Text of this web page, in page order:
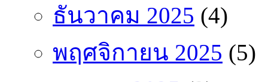
ธันวาคม 2025 (4)
พฤศจิกายน 2025 (5)